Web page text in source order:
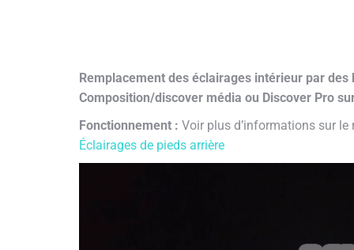
Remplacement des éclairages intérieur par
Composition/discover média ou Discover Pro
Fonctionnement : Voir plus d’informations sur
Éclairages de pieds arrière